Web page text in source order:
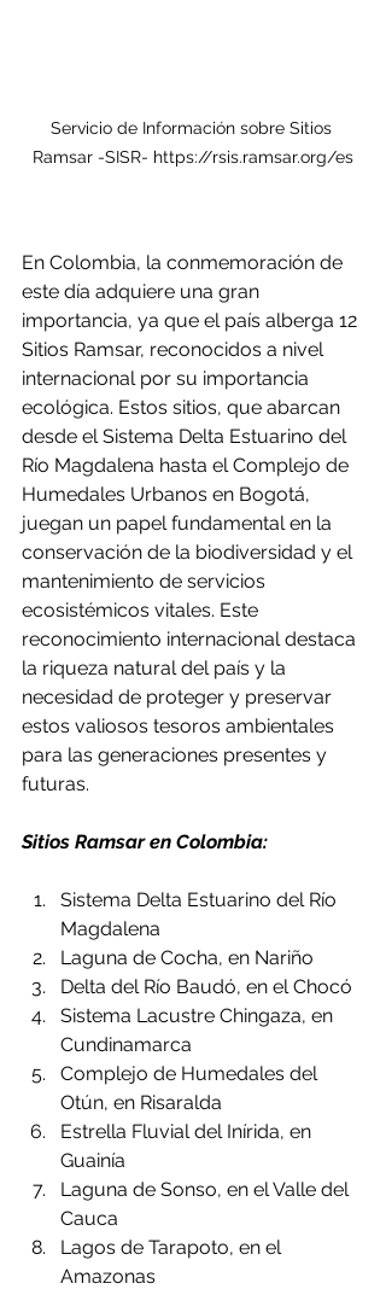
Servicio de Información sobre Sitios
Ramsar -SISR- https://rsis.ramsar.org/es
En Colombia, la conmemoración de
este día adquiere una gran
importancia, ya que el país alberga 12
Sitios Ramsar, reconocidos a nivel
internacional por su importancia
ecológica. Estos sitios, que abarcan
desde el Sistema Delta Estuarino del
Río Magdalena hasta el Complejo de
Humedales Urbanos en Bogotá,
juegan un papel fundamental en la
conservación de la biodiversidad y el
mantenimiento de servicios
ecosistémicos vitales. Este
reconocimiento internacional destaca
la riqueza natural del país y la
necesidad de proteger y preservar
estos valiosos tesoros ambientales
para las generaciones presentes y
futuras.
Sitios Ramsar en Colombia:
Sistema Delta Estuarino del Río
Magdalena
Laguna de Cocha, en Nariño
Delta del Río Baudó, en el Chocó
Sistema Lacustre Chingaza, en
Cundinamarca
Complejo de Humedales del
Otún, en Risaralda
Estrella Fluvial del Inírida, en
Guainía
Laguna de Sonso, en el Valle del
Cauca
Lagos de Tarapoto, en el
Amazonas